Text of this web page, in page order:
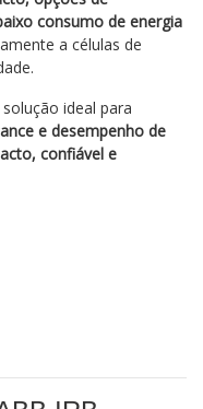
consumo de energia
a células de
ideal para
e desempenho de
confiável e